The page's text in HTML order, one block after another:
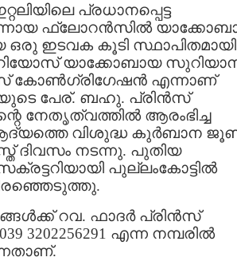
പ്രധാനപ്പെട്ട
ഫ്ലോറന്‍സില്‍
ഇടവക കൂടി
യാക്കോബായ
എന്നാണ്
പേര്. ബഹു. പ്രിന്‍സ്‌
നേതൃത്വത്തില്‍ ആരംഭിച്ച
വിശുദ്ധ കുര്‍ബാന
ദിവസം നടന്നു. പുതിയ
പുല്ലംകോട്ടില്‍
റവ. ഫാദര്‍ പ്രിന്‍സ്‌
3202256291 എന്ന നമ്പരില്‍